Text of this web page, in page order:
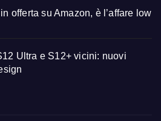
offerta su Amazon, è l’affare low
Ultra e S12+ vicini: nuovi